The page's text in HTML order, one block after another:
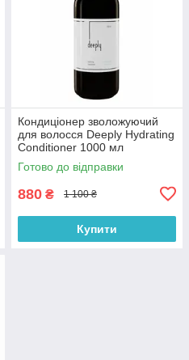
Кондиціонер зволожуючий
для волосся Deeply Hydrating
Conditioner 1000 мл
Готово до відправки
880 ₴ 1 100 ₴
Купити